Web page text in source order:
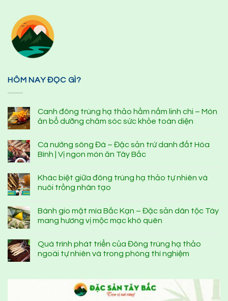
HÔM NAY ĐỌC GÌ?
Canh đông trùng hạ thảo hầm nấm linh chi – Món
ăn bổ dưỡng chăm sóc sức khỏe toàn diện
Cá nướng sông Đà – Đặc sản trứ danh đất Hòa
Bình | Vị ngon món ăn Tây Bắc
Khác biệt giữa đông trùng hạ thảo tự nhiên và
nuôi trồng nhân tạo
Bánh gio mật mía Bắc Kạn – Đặc sản dân tộc Tày
mang hương vị mộc mạc khó quên
Quá trình phát triển của Đông trùng hạ thảo
ngoài tự nhiên và trong phòng thí nghiệm